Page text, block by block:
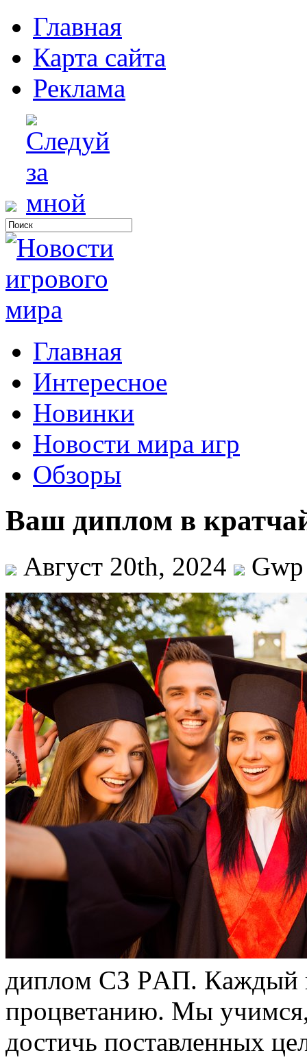
Главная
Карта сайта
Реклама
Главная
Интересное
Новинки
Новости мира игр
Обзоры
Ваш диплом в
Август 20th, 2024 Gwp
диплoм СЗ РAП. Кaждый
процветанию. Мы учимся,
достичь поставленных